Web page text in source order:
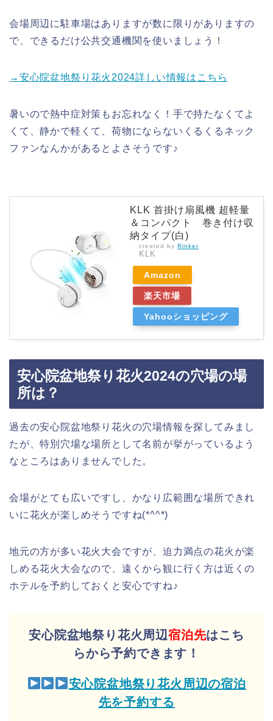
会場周辺に駐車場はありますが数に限りがありますの
で、できるだけ公共交通機関を使いましょう！
→安心院盆地祭り花火2024詳しい情報はこちら
暑いので熱中症対策もお忘れなく！手で持たなくてよ
くて、静かで軽くて、荷物にならないくるくるネック
ファンなんかがあるとよさそうです♪
KLK 首掛け扇風機 超軽量
＆コンパクト 巻き付け収
納タイプ(白)
created by Rinker
KLK
Amazon
楽天市場
Yahooショッピング
安心院盆地祭り花火2024の穴場の場
所は？
過去の安心院盆地祭り花火の穴場情報を探してみまし
たが、特別穴場な場所として名前が挙がっているよう
なところはありませんでした。
会場がとても広いですし、かなり広範囲な場所できれ
いに花火が楽しめそうですね(*^^*)
地元の方が多い花火大会ですが、迫力満点の花火が楽
しめる花火大会なので、遠くから観に行く方は近くの
ホテルを予約しておくと安心ですね♪
安心院盆地祭り花火周辺宿泊先はこち
らから予約できます！
安心院盆地祭り花火周辺の宿泊
先を予約する